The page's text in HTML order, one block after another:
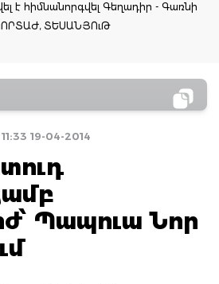
է հիմնանորգվել Գեղադիր - Գառնի
ՏԵՍԱՆՅՈւԹ
11:33 19-04-2014
Պապուա Նոր